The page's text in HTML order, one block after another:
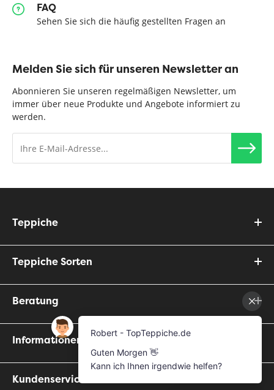
FAQ
Sehen Sie sich die häufig gestellten Fragen an
Melden Sie sich für unseren Newsletter an
Abonnieren Sie unseren regelmäßigen Newsletter, um
immer über neue Produkte und Angebote informiert zu
werden.
Teppiche
Teppiche Sorten
Beratung
Informationen
Kundenservice